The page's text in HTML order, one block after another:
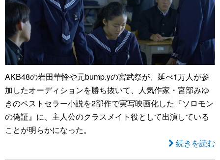
AKB48の岩田華怜や元bump.yの宮武祭が、延べ1万人が参
加したオーディションを勝ち抜いて、人気作家・宮部みゆ
きのベストセラー小説を2部作で実写映画化した『ソロモン
の偽証』に、主人公のクラスメイト役として出演している
ことが明らかになった。
続きを読む